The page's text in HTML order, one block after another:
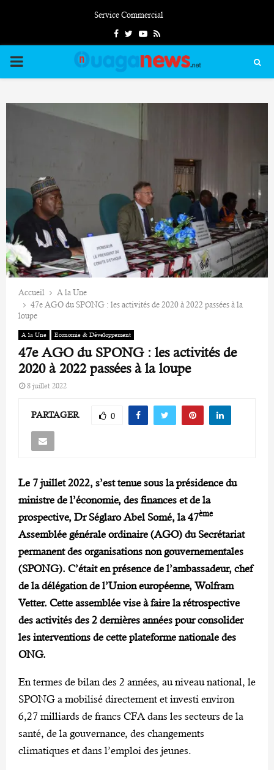
Service Commercial
FacebookTwitterYoutube
Rss
PRIMARY
Accueil
A la Une
47e AGO du SPONG : les activités de 2020 à 2022 passées à la
loupe
A la Une Economie & Développement
47e AGO du SPONG : les activités de
2020 à 2022 passées à la loupe
8 juillet 2022
PARTAGER 0
Le 7 juillet 2022, s’est tenue sous la présidence du
ministre de l’économie, des finances et de la
prospective, Dr Séglaro Abel Somé, la 47ème
Assemblée générale ordinaire (AGO) du Secrétariat
permanent des organisations non gouvernementales
(SPONG). C’était en présence de l’ambassadeur, chef
de la délégation de l’Union européenne, Wolfram
Vetter. Cette assemblée vise à faire la rétrospective
des activités des 2 dernières années pour consolider
les interventions de cette plateforme nationale des
ONG.
En termes de bilan des 2 années, au niveau national, le
SPONG a mobilisé directement et investi environ
6,27 milliards de francs CFA dans les secteurs de la
santé, de la gouvernance, des changements
climatiques et dans l’emploi des jeunes.